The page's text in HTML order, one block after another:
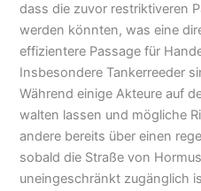
dass die zuvor restriktiveren
werden könnten, was eine
effizientere Passage für
Insbesondere Tankerreeder
Während einige Akteure auf
walten lassen und mögliche
andere bereits über einen
sobald die Straße von
uneingeschränkt zugänglich